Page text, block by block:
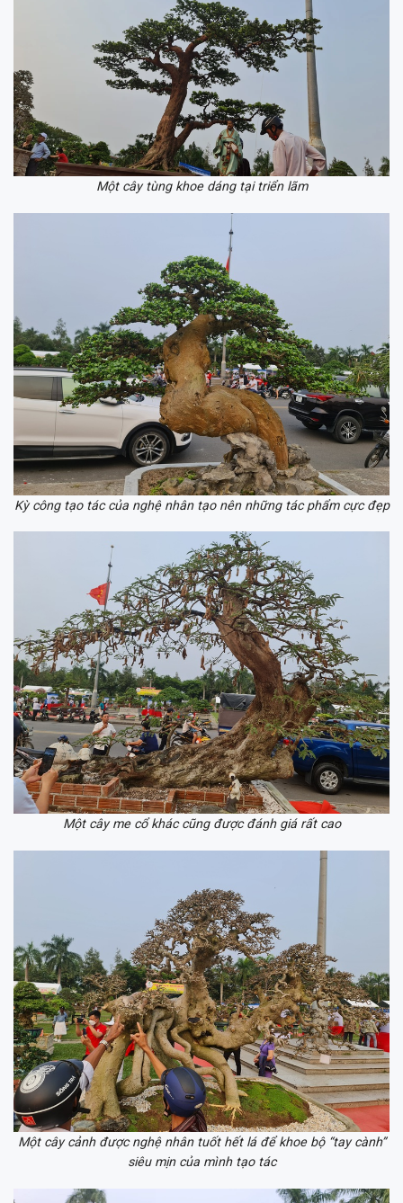
Một cây tùng khoe dáng tại triển lãm
Kỳ công tạo tác của nghệ nhân tạo nên những tác phẩm cực đẹp
Một cây me cổ khác cũng được đánh giá rất cao
Một cây cảnh được nghệ nhân tuốt hết lá để khoe bộ “tay cành”
siêu mịn của mình tạo tác